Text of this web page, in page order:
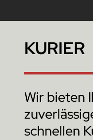
KURIER
Wir bieten
schnellen